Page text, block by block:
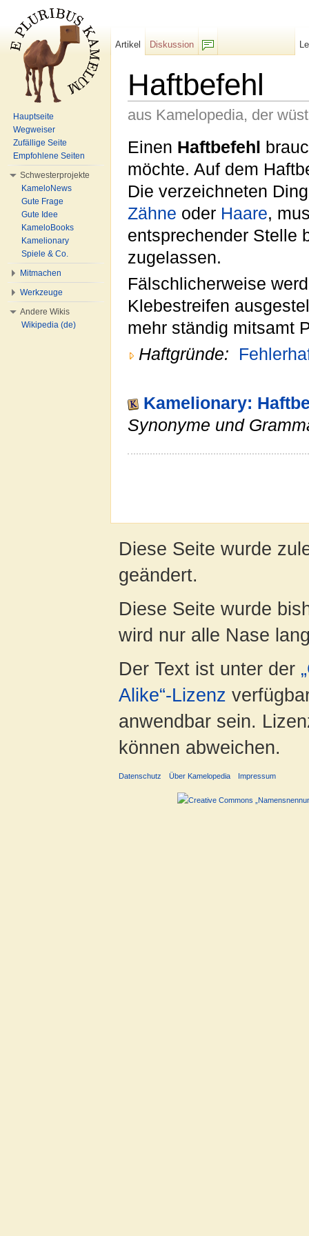
Haftbefehl
aus Kamelopedia, der
Einen Haftbefehl
möchte. Auf dem
Die verzeichneten
Zähne oder Haare,
entsprechender Stelle
zugelassen.
Fälschlicherweise
Klebestreifen
mehr ständig mitsamt
Haftgründe:
Kamelionary:
Synonyme und
Artikel
Diskussion
Hauptseite
Wegweiser
Zufällige Seite
Empfohlene Seiten
Schwesterprojekte
KameloNews
Gute Frage
Gute Idee
KameloBooks
Kamelionary
Spiele & Co.
Mitmachen
Werkzeuge
Andere Wikis
Wikipedia (de)
Diese Seite wurde
geändert.
Diese Seite wurde
wird nur alle Nase
Der Text ist unter der
Alike“-Lizenz
anwendbar sein.
können abweichen.
Datenschutz Über Kamelopedia Impressum